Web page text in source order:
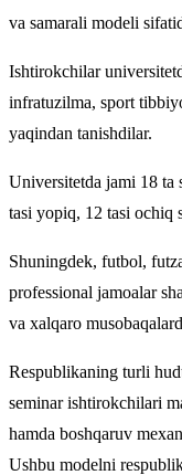
va samarali modeli
Ishtirokchilar
infratuzilma, sport
yaqindan tanishdilar.
Universitetda jami 18 ta
tasi yopiq, 12 tasi ochiq
Shuningdek, futbol,
professional jamoalar
va xalqaro
Respublikaning turli
seminar ishtirokchilari
hamda boshqaruv
Ushbu modelni